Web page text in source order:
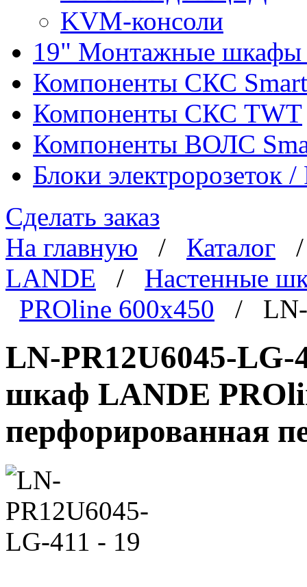
KVM-консоли
19" Монтажные шкафы
Компоненты СКС
Компоненты СКС TWT
Компоненты ВОЛС
Блоки электророзеток
Сделать заказ
На главную / Каталог
LANDE / Настенные
PROline 600x450 / LN-
LN-PR12U6045-LG-
шкаф LANDE
перфорированная